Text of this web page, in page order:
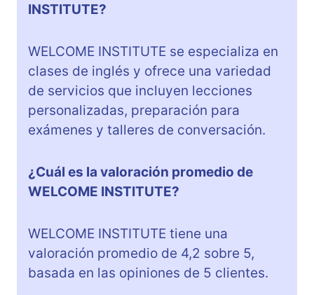
INSTITUTE?
WELCOME INSTITUTE se especializa en
clases de inglés y ofrece una variedad
de servicios que incluyen lecciones
personalizadas, preparación para
exámenes y talleres de conversación.
¿Cuál es la valoración promedio de
WELCOME INSTITUTE?
WELCOME INSTITUTE tiene una
valoración promedio de 4,2 sobre 5,
basada en las opiniones de 5 clientes.